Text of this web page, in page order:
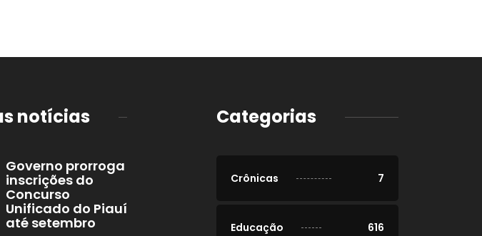
notícias
Governo prorroga
inscrições do
Concurso
Unificado do Piauí
até setembro
Categorias
Crônicas 7
Educação 616